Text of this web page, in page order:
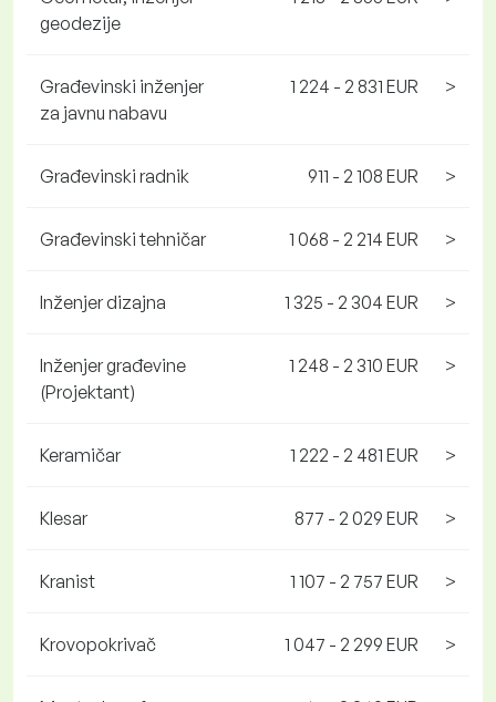
geodezije
Građevinski inženjer
za javnu nabavu
1 224 - 2 831 EUR >
Građevinski radnik 911 - 2 108 EUR >
Građevinski tehničar 1 068 - 2 214 EUR >
Inženjer dizajna 1 325 - 2 304 EUR >
Inženjer građevine
(Projektant)
1 248 - 2 310 EUR >
Keramičar 1 222 - 2 481 EUR >
Klesar 877 - 2 029 EUR >
Kranist 1 107 - 2 757 EUR >
Krovopokrivač 1 047 - 2 299 EUR >